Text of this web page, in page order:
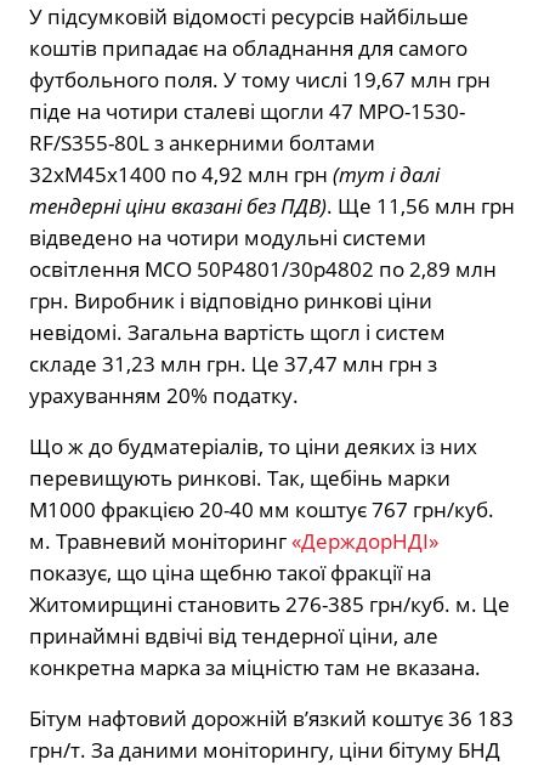
У підсумковій відомості ресурсів найбільше
коштів припадає на обладнання для самого
футбольного поля. У тому числі 19,67 млн грн
піде на чотири сталеві щогли 47 МРО-1530-
RF/S355-80L з анкерними болтами
32хМ45х1400 по 4,92 млн грн (тут і далі
тендерні ціни вказані без ПДВ). Ще 11,56 млн грн
відведено на чотири модульні системи
освітлення МСО 50Р4801/30р4802 по 2,89 млн
грн. Виробник і відповідно ринкові ціни
невідомі. Загальна вартість щогл і систем
складе 31,23 млн грн. Це 37,47 млн грн з
урахуванням 20% податку.
Що ж до будматеріалів, то ціни деяких із них
перевищують ринкові. Так, щебінь марки
М1000 фракцією 20-40 мм коштує 767 грн/куб.
м. Травневий моніторинг«ДерждорНДІ»
показує, що ціна щебню такої фракції на
Житомирщині становить 276-385 грн/куб. м. Це
принаймні вдвічі від тендерної ціни, але
конкретна марка за міцністю там не вказана.
Бітум нафтовий дорожній в’язкий коштує 36 183
грн/т. За даними моніторингу, ціни бітуму БНД